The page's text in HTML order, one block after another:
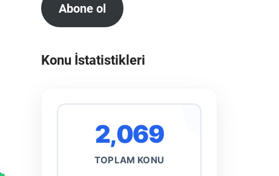
Abone ol
Konu İstatistikleri
2,069
TOPLAM KONU